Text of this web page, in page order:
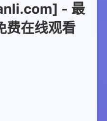
- 最
费在线观看